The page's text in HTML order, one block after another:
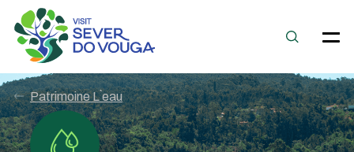
Patrimoine L`eau